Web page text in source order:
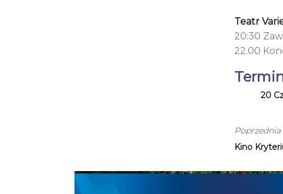
Teatr
20:30
22.00
20
Kino